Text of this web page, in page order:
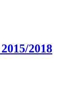
2018